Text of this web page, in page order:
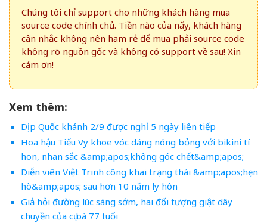
Chúng tôi chỉ support cho những khách hàng mua
source code chính chủ. Tiền nào của nấy, khách hàng
cân nhắc không nên ham rẻ để mua phải source code
không rõ nguồn gốc và không có support về sau! Xin
cám ơn!
Xem thêm:
Dịp Quốc khánh 2/9 được nghỉ 5 ngày liên tiếp
Hoa hậu Tiểu Vy khoe vóc dáng nóng bỏng với bikini tí
hon, nhan sắc &amp;apos;không góc chết&amp;apos;
Diễn viên Việt Trinh công khai trạng thái &amp;apos;hẹn
hò&amp;apos; sau hơn 10 năm ly hôn
Giả hỏi đường lúc sáng sớm, hai đối tượng giật dây
chuyền của cụ bà 77 tuổi